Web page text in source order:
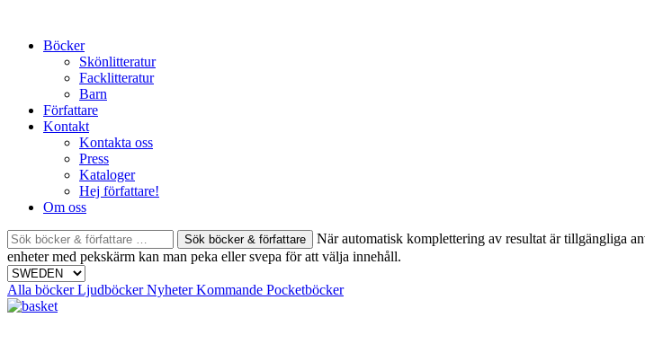
contentBöcker
Skönlitteratur
Facklitteratur
Barn
Författare
Kontakt
Kontakta oss
Press
Kataloger
Hej författare!
Om oss
Sök
böcker
&
författare
efter:
När automatisk komplettering av resultat är tillgängliga
enheter med pekskärm kan man peka eller svepa för att välja innehåll.
Alla böckerLjudböckerNyheterKommande Pocketböcker